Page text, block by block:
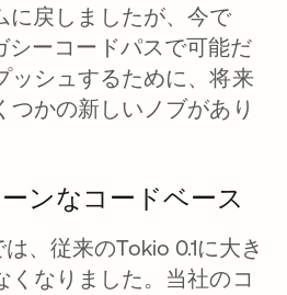
に戻しましたが、今で
シーコードパスで可能だ
ッシュするために、将来
つかの新しいノブがあり
ンなコードベース
、従来のTokio 0.1に大き
くなりました。当社のコ